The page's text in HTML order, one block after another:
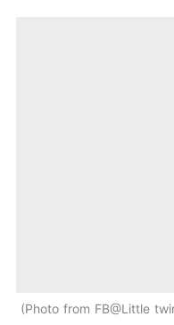
Photo from FB@Little